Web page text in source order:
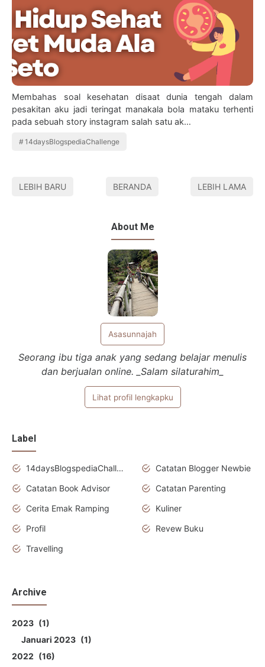
Membahas soal kesehatan disaat dunia tengah dalam
pesakitan aku jadi teringat manakala bola mataku terhenti
pada sebuah story instagram salah satu ak…
14daysBlogspediaChallenge
LEBIH BARU BERANDA LEBIH LAMA
About Me
Asasunnajah
Seorang ibu tiga anak yang sedang belajar menulis
dan berjualan online. _Salam silaturahim_
Lihat profil lengkapku
Label
14daysBlogspediaChallenge
Catatan Blogger Newbie
Catatan Book Advisor
Catatan Parenting
Cerita Emak Ramping
Kuliner
Profil
Revew Buku
Travelling
Archive
2023
1
Januari 2023
1
2022
16